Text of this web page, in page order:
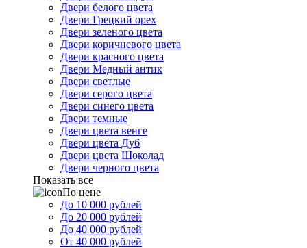
Двери белого цвета
Двери Грецкий орех
Двери зеленого цвета
Двери коричневого цвета
Двери красного цвета
Двери Медный антик
Двери светлые
Двери серого цвета
Двери синего цвета
Двери темные
Двери цвета венге
Двери цвета Дуб
Двери цвета Шоколад
Двери черного цвета
Показать все
По цене
До 10 000 рублей
До 20 000 рублей
До 40 000 рублей
От 40 000 рублей